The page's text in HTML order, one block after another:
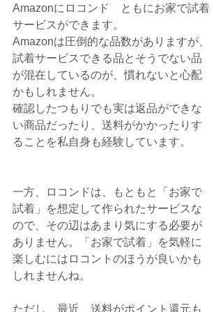
Amazonにロコンド　ともにお家で試着
サービスができます。
Amazonは圧倒的な品数がありますが、
試着サービスできる品とそうでない品
が混在しているのが、慣れないと心配
かもしれません。
確認したつもりでも実は返品ができな
い商品だったり、送料がかかったりす
ることを私自身も経験しています。
一方、ロコンドは、もともと「お家で
試着」を想定して作られたサービスな
ので、その辺はあまり気にする必要が
ありません。「お家で試着」を気軽に
楽しむにはロコントのほうが良いかも
しれませんね。
ただし、最近、送料がポイント還元も